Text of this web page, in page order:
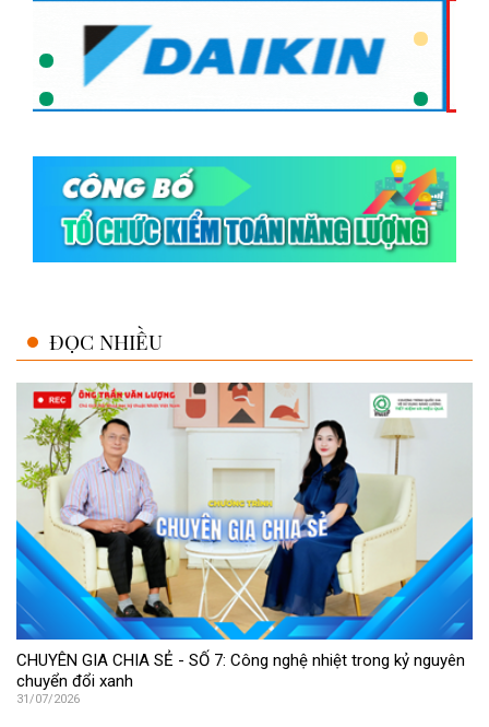
ĐỌC NHIỀU
CHUYÊN GIA CHIA SẺ - SỐ 7: Công nghệ nhiệt trong kỷ nguyên
chuyển đổi xanh
31/07/2026